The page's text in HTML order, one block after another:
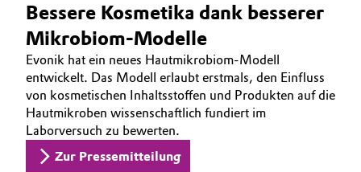
Energy, Environment & Utilities
Food & Beverage
Green Hydrogen
Home Care & Cleaning
(AVB)
Business Lines
Karriere
Investor Relations
Bessere Kosmetika dank besserer
Mikrobiom-Modelle
Evonik hat ein neues Hautmikrobiom-Modell
entwickelt. Das Modell erlaubt erstmals, den Einfluss
von kosmetischen Inhaltsstoffen und Produkten auf die
Hautmikroben wissenschaftlich fundiert im
Laborversuch zu bewerten.
Zur Pressemitteilung